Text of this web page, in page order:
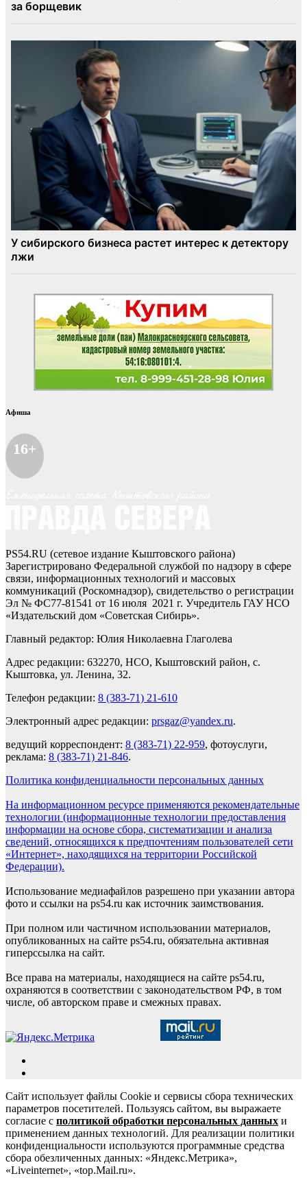
Афиша
16+
PS54.RU (сетевое издание Кыштовского района)
Зарегистрировано Федеральной службой по надзору в сфере
связи, информационных технологий и массовых
коммуникаций (Роскомнадзор), свидетельство о регистрации
Эл № ФС77-81541 от 16 июля 2021 г. Учредитель ГАУ НСО
«Издательский дом «Советская Сибирь».
Главный редактор: Юлия Николаевна Глаголева
Адрес редакции: 632270, НСО, Кыштовский район, с.
Кыштовка, ул. Ленина, 32.
Телефон редакции: 8 (383-71) 21-610
Электронный адрес редакции: prsgaz@yandex.ru.
ведущий корреспондент: 8 (383-71) 22-959, фотоуслуги,
реклама: 8 (383-71) 21-846.
Политика конфиденциальности персональных данных
На информационном ресурсе применяются рекомендательные
технологии (информационные технологии предоставления
информации на основе сбора, систематизации и анализа
сведений, относящихся к предпочтениям пользователей сети
«Интернет», находящихся на территории Российской
Федерации).
Использование медиафайлов разрешено при указании автора
фото и ссылки на ps54.ru как источник заимствования.
При полном или частичном использовании материалов,
опубликованных на сайте ps54.ru, обязательна активная
гиперссылка на сайт.
Все права на материалы, находящиеся на сайте ps54.ru,
охраняются в соответствии с законодательством РФ, в том
числе, об авторском праве и смежных правах.
Сайт использует файлы Cookie и сервисы сбора технических
параметров посетителей. Пользуясь сайтом, вы выражаете
согласие с политикой обработки персональных данных и
применением данных технологий. Для реализации политики
конфиденциальности используются программные средства
сбора обезличенных данных: «Яндекс.Метрика»,
«Liveinternet», «top.Mail.ru».